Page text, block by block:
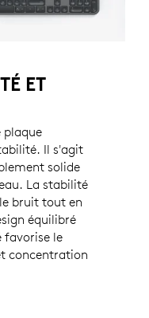
ET
plaque
Il s'agit
solide
La stabilité
bruit tout en
équilibré
favorise le
concentration